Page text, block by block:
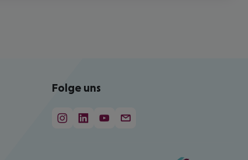
Folge uns